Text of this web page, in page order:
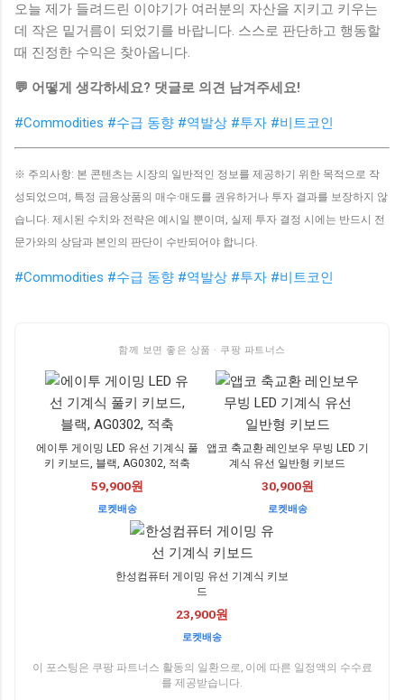
오늘 제가 들려드린 이야기가 여러분의 자산을 지키고 키우는
데 작은 밑거름이 되었기를 바랍니다. 스스로 판단하고 행동할
때 진정한 수익은 찾아옵니다.
💬 어떻게 생각하세요? 댓글로 의견 남겨주세요!
#Commodities #수급 동향 #역발상 #투자 #비트코인
※ 주의사항: 본 콘텐츠는 시장의 일반적인 정보를 제공하기 위한 목적으로 작
성되었으며, 특정 금융상품의 매수·매도를 권유하거나 투자 결과를 보장하지 않
습니다. 제시된 수치와 전략은 예시일 뿐이며, 실제 투자 결정 시에는 반드시 전
문가와의 상담과 본인의 판단이 수반되어야 합니다.
#Commodities #수급 동향 #역발상 #투자 #비트코인
함께 보면 좋은 상품 · 쿠팡 파트너스
에이투 게이밍 LED 유선 기계식 풀
키 키보드, 블랙, AG0302, 적축
59,900원
로켓배송
앱코 축교환 레인보우 무빙 LED 기
계식 유선 일반형 키보드
30,900원
로켓배송
한성컴퓨터 게이밍 유선 기계식 키보
드
23,900원
로켓배송
이 포스팅은 쿠팡 파트너스 활동의 일환으로, 이에 따른 일정액의 수수료
를 제공받습니다.